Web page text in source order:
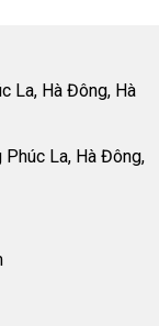
La, Hà Đông, Hà
La, Hà Đông,